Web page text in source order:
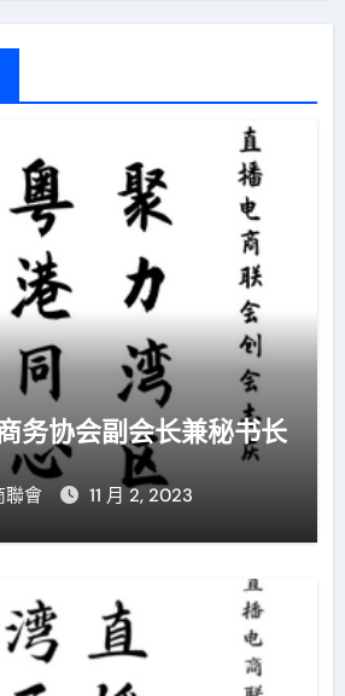
务协会副会长兼秘书长
聯會 11 月 2, 2023